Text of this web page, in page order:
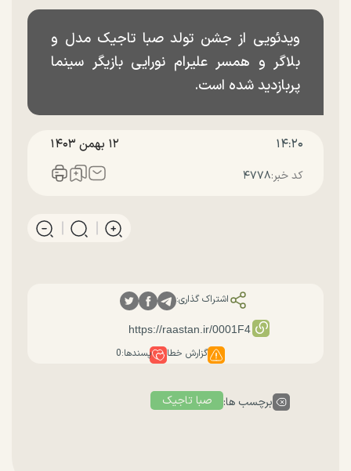
ویدئویی از جشن تولد صبا تاجیک مدل و
بلاگر و همسر علیرام نورایی بازیگر سینما
پربازدید شده است.
۱۴:۲۰ ۱۲ بهمن ۱۴۰۳
کد خبر:۴۷۷۸
اشتراک گذاری:
گزارش خطا پسندها:0
برچسب ها: صبا تاجیک